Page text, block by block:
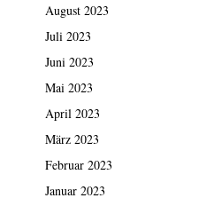
August 2023
Juli 2023
Juni 2023
Mai 2023
April 2023
März 2023
Februar 2023
Januar 2023